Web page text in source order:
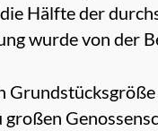
Hälfte der
wurde von der